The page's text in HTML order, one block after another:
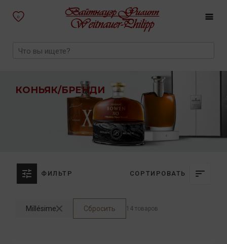
0
КОНЬЯК/БРЕНДИ
ФИЛЬТР СОРТИРОВАТЬ
Millésime Сбросить 14 товаров